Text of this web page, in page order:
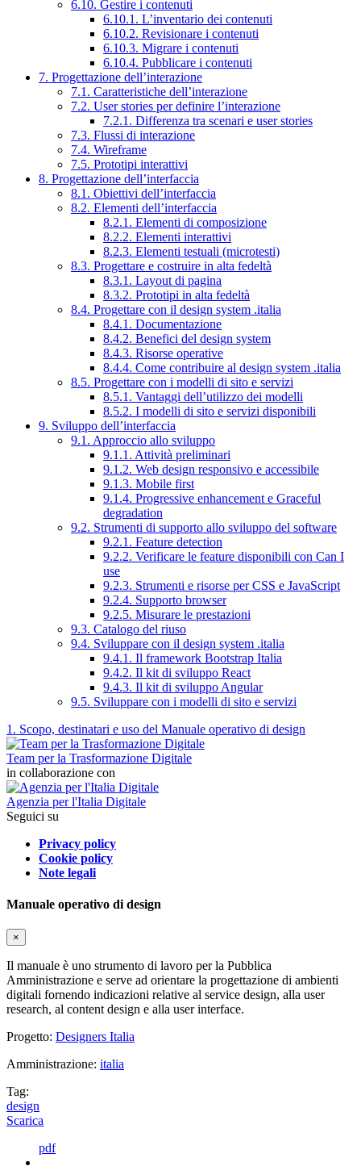
6.10. Gestire i contenuti
6.10.1. L’inventario dei contenuti
6.10.2. Revisionare i contenuti
6.10.3. Migrare i contenuti
6.10.4. Pubblicare i contenuti
7. Progettazione dell’interazione
7.1. Caratteristiche dell’interazione
7.2. User stories per definire l’interazione
7.2.1. Differenza tra scenari e user stories
7.3. Flussi di interazione
7.4. Wireframe
7.5. Prototipi interattivi
8. Progettazione dell’interfaccia
8.1. Obiettivi dell’interfaccia
8.2. Elementi dell’interfaccia
8.2.1. Elementi di composizione
8.2.2. Elementi interattivi
8.2.3. Elementi testuali (microtesti)
8.3. Progettare e costruire in alta fedeltà
8.3.1. Layout di pagina
8.3.2. Prototipi in alta fedeltà
8.4. Progettare con il design system .italia
8.4.1. Documentazione
8.4.2. Benefici del design system
8.4.3. Risorse operative
8.4.4. Come contribuire al design system .italia
8.5. Progettare con i modelli di sito e servizi
8.5.1. Vantaggi dell’utilizzo dei modelli
8.5.2. I modelli di sito e servizi disponibili
9. Sviluppo dell’interfaccia
9.1. Approccio allo sviluppo
9.1.1. Attività preliminari
9.1.2. Web design responsivo e accessibile
9.1.3. Mobile first
9.1.4. Progressive enhancement e Graceful
degradation
9.2. Strumenti di supporto allo sviluppo del software
9.2.1. Feature detection
9.2.2. Verificare le feature disponibili con Can I
use
9.2.3. Strumenti e risorse per CSS e JavaScript
9.2.4. Supporto browser
9.2.5. Misurare le prestazioni
9.3. Catalogo del riuso
9.4. Sviluppare con il design system .italia
9.4.1. Il framework Bootstrap Italia
9.4.2. Il kit di sviluppo React
9.4.3. Il kit di sviluppo Angular
9.5. Sviluppare con i modelli di sito e servizi
1. Scopo, destinatari e uso del Manuale operativo di design
Team per la Trasformazione Digitale
in collaborazione con
Agenzia per l'Italia Digitale
Seguici su
Privacy policy
Cookie policy
Note legali
Manuale operativo di design
×
Il manuale è uno strumento di lavoro per la Pubblica
Amministrazione e serve ad orientare la progettazione di ambienti
digitali fornendo indicazioni relative al service design, alla user
research, al content design e alla user interface.
Progetto: Designers Italia
Amministrazione: italia
Tag:
design
Scarica
pdf